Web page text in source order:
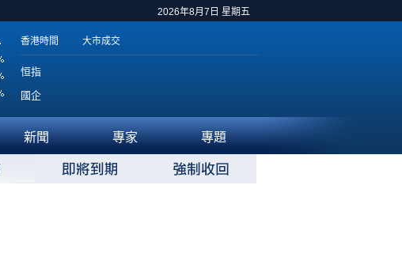
2026年8月7日 星期五
香港時間 大市成交
恒指
國企
新聞 專家 專題